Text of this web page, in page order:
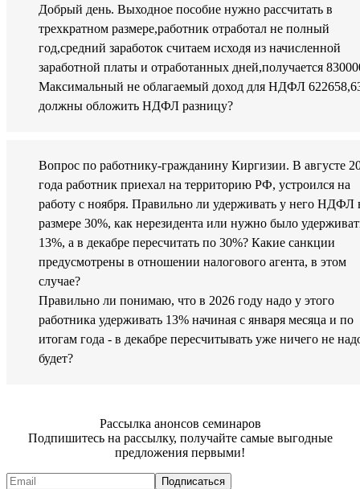
Добрый день. Выходное пособие нужно рассчитать в
трехкратном размере,работник отработал не полный
год,средний заработок считаем исходя из начисленной
заработной платы и отработанных дней,получается
Максимальный не облагаемый доход для НДФЛ
должны обложить НДФЛ разницу?
Вопрос по работнику-гражданину Киргизии. В августе
года работник приехал на территорию РФ, устроился на
работу с ноября. Правильно ли удерживать у него НДФЛ
размере 30%, как нерезидента или нужно было
13%, а в декабре пересчитать по 30%? Какие санкции
предусмотрены в отношении налогового агента, в этом
случае?
Правильно ли понимаю, что в 2026 году надо у этого
работника удерживать 13% начиная с января месяца и по
итогам года - в декабре пересчитывать уже ничего не
будет?
Рассылка анонсов семинаров
Подпишитесь на рассылку, получайте самые выгодные
предложения первыми!
Подписаться